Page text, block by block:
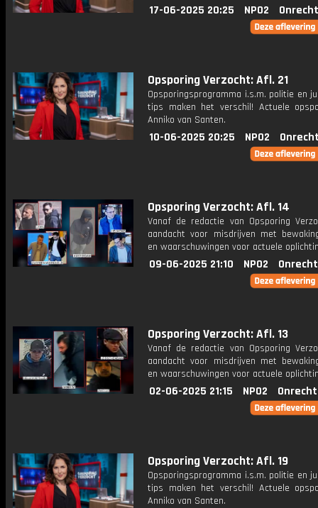
17-06-2025 20:25 NPO2
Opsporing Verzocht: Afl. 21
Opsporingsprogramma i.s.m. politie en
tips maken het verschil! Actuele
Anniko van Santen.
10-06-2025 20:25 NPO2
Opsporing Verzocht: Afl. 14
Vanaf de redactie van Opsporing
aandacht voor misdrijven met
en waarschuwingen voor actuele
09-06-2025 21:10 NPO2
Opsporing Verzocht: Afl. 13
Vanaf de redactie van Opsporing
aandacht voor misdrijven met
en waarschuwingen voor actuele
02-06-2025 21:15 NPO2
Opsporing Verzocht: Afl. 19
Opsporingsprogramma i.s.m. politie en
tips maken het verschil! Actuele
Anniko van Santen.